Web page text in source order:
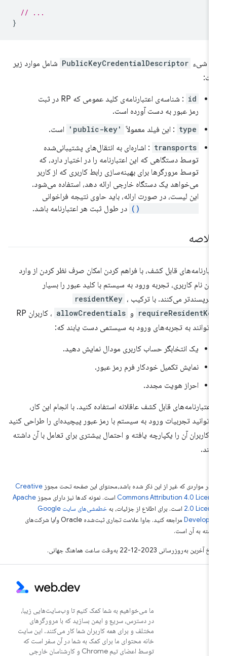
// ...
شیء PublicKeyCredentialDescriptor شامل موارد زیر
id
: شناسه‌ی اعتبارنامه‌ی کلید عمومی که RP در ثبت
رمز عبور به دست آورده است.
type : این فیلد معمولاً 'public-key' است.
transports : اشاره‌ای به انتقال‌های پشتیبانی‌شده
توسط دستگاهی که این اعتبارنامه را در اختیار دارد، که
توسط مرورگرها برای بهینه‌سازی رابط کاربری که از کاربر
می‌خواهد یک دستگاه خارجی ارائه دهد، استفاده می‌شود.
این لیست، در صورت ارائه، باید حاوی نتیجه فراخوانی
در طول ثبت هر اعتبارنامه باشد.
قابل کشف، با فراهم کردن امکان صرف نظر کردن از وارد
نام کاربری، تجربه ورود به سیستم با کلید عبور را بسیار
می‌کنند. با ترکیب
residentKey ،
و allowCredentials
، کاربران RP
به تجربه‌های ورود به سیستمی دست یابند که:
یک انتخابگر حساب کاربری مودال نمایش دهید.
نمایش تکمیل خودکار فرم رمز عبور.
احراز هویت مجدد.
اعتبارنامه‌های قابل کشف عاقلانه استفاده کنید. با انجام این کار،
تجربیات ورود به سیستم با رمز عبور پیچیده‌ای را طراحی کنید
کاربران آن را یکپارچه یافته و احتمال بیشتری برای تعامل با آن داشته
در مواردی که غیر از این ذکر شده باشد،‌محتوای این صفحه تحت مجوزCreative
Commons Attribution 4.0است. نمونه کدها نیز دارای مجوزApache
2.0است. برای اطلاع از جزئیات، به
خطمشی‌های سایت Google
مراجعه کنید. جاوا علامت تجاری ثبت‌شده Oracle و/یا شرکت‌های
به آن است.
آخرین به‌روزرسانی 2023-12-22 به‌وقت ساعت هماهنگ جهانی.
ما می‌خواهیم به شما کمک کنیم تا وب‌سایت‌هایی زیبا،
در دسترس، سریع و ایمن بسازید که با مرورگرهای
مختلف و برای همه کاربران شما کار می‌کنند. این سایت
خانه محتوای ما برای کمک به شما در آن سفر است که
توسط اعضای تیم Chrome و کارشناسان خارجی